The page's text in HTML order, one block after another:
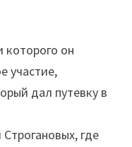
которого он
участие,
дал путевку в
где